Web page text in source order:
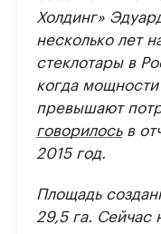
Холдинг»
несколько лет
стеклотары в
когда
превышают
говорилосьв
2015 год.
Площадь
29,5 га. Сейчас